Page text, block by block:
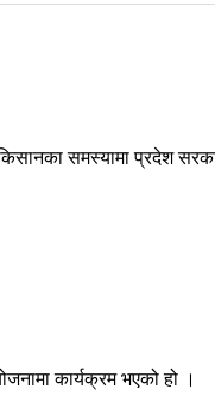
समस्यामा प्रदेश
कार्यक्रम भएको हो ।